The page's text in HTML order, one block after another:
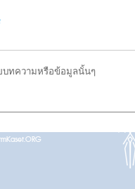
บทความหรือข้อมูลนั้นๆ